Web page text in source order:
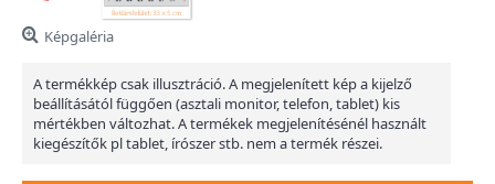
Képgaléria
A termékkép csak illusztráció. A megjelenített kép a kijelző
beállításától függően (asztali monitor, telefon, tablet) kis
mértékben változhat. A termékek megjelenítésénél használt
kiegészítők pl tablet, írószer stb. nem a termék részei.